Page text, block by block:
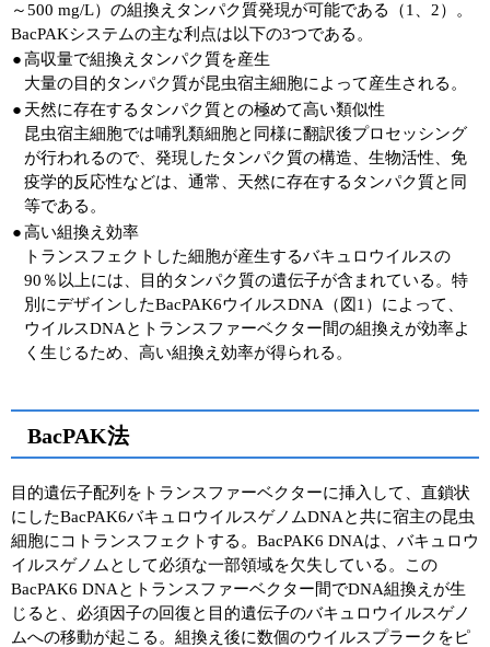
動画ライブラリー
Q&A
～500 mg/L）の組換えタンパク質発現が可能である（1、2）。
BacPAKシステムの主な利点は以下の3つである。
●高収量で組換えタンパク質を産生
大量の目的タンパク質が昆虫宿主細胞によって産生される。
● 天然に存在するタンパク質との極めて高い類似性
昆虫宿主細胞では哺乳類細胞と同様に翻訳後プロセッシング
が行われるので、発現したタンパク質の構造、生物活性、免
疫学的反応性などは、通常、天然に存在するタンパク質と同
等である。
●高い組換え効率
トランスフェクトした細胞が産生するバキュロウイルスの
90％以上には、目的タンパク質の遺伝子が含まれている。特
別にデザインしたBacPAK6ウイルスDNA（図1）によって、
ウイルスDNAとトランスファーベクター間の組換えが効率よ
く生じるため、高い組換え効率が得られる。
BacPAK法
目的遺伝子配列をトランスファーベクターに挿入して、直鎖状
にしたBacPAK6バキュロウイルスゲノムDNAと共に宿主の昆虫
細胞にコトランスフェクトする。BacPAK6 DNAは、バキュロウ
イルスゲノムとして必須な一部領域を欠失している。この
BacPAK6 DNAとトランスファーベクター間でDNA組換えが生
じると、必須因子の回復と目的遺伝子のバキュロウイルスゲノ
ムへの移動が起こる。組換え後に数個のウイルスプラークをピ